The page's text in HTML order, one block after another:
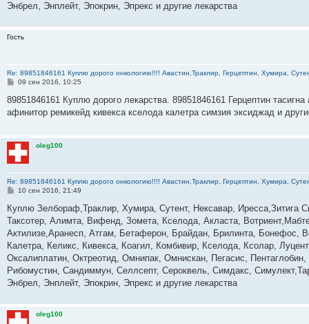
Энбрел, Энплейт, Эпокрин, Эпрекс и другие лекарства
Гость
Re: 89851846161 Куплю дорого онкологию!!!! Авастин,Траклир, Герцептин, Хумира,
С
о
щ
и
09 сен 2016, 10:25
89851846161 Куплю дорого лекарства. 89851846161 Герцептин
афинитор ремикейд кивекса кселода калетра симзия эксиджад и
oleg100
Re: 89851846161 Куплю дорого онкологию!!!! Авастин,Траклир, Герцептин, Хумира,
С
о
б
щ
е
и
е
10 сен 2016, 21:49
Куплю Зелбораф,Траклир, Хумира, Сутент, Нексавар, Иресса,Зитига
Таксотер, Алимта, Вифенд, Зомета, Кселода, Акласта,
Актилизе,Аранесп, Атгам, Бетаферон, Брайдан, Брилинта, Бонефос,
Калетра, Келикс, Кивекса, Коагил, Комбивир, Кселода, Ксолар,
Оксалиплатин, Октреотид, Омнипак, Омнискан, Пегасис,
Рибомустин, Сандиммун, Селлсепт, Сероквель, Симдакс,
Энбрел, Энплейт, Эпокрин, Эпрекс и другие лекарства
oleg100